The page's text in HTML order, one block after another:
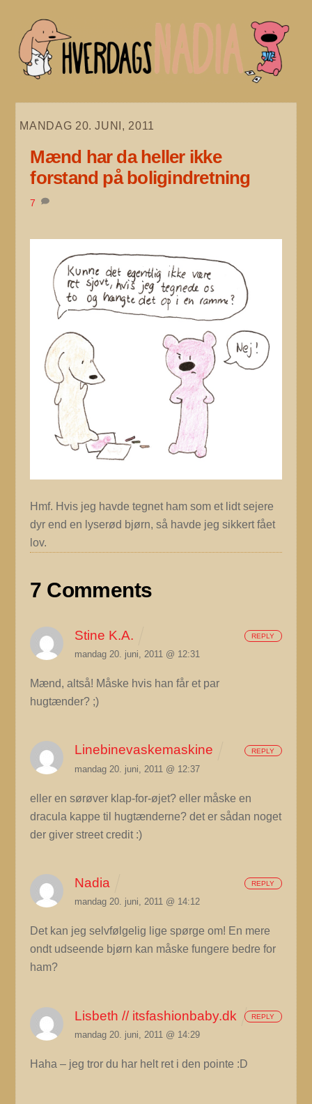
content
MANDAG 20. JUNI, 2011
Mænd har da heller ikke
forstand på boligindretning
7
Hmf. Hvis jeg havde tegnet ham som et lidt sejere
dyr end en lyserød bjørn, så havde jeg sikkert fået
lov.
7 Comments
Stine K.A.
mandag 20. juni, 2011 @ 12:31
Mænd, altså! Måske hvis han får et par
hugtænder? ;)
REPLY
Linebinevaskemaskine
mandag 20. juni, 2011 @ 12:37
eller en sørøver klap-for-øjet? eller måske en
dracula kappe til hugtænderne? det er sådan noget
der giver street credit :)
REPLY
Nadia
mandag 20. juni, 2011 @ 14:12
Det kan jeg selvfølgelig lige spørge om! En mere
ondt udseende bjørn kan måske fungere bedre for
ham?
REPLY
Lisbeth // itsfashionbaby.dk
mandag 20. juni, 2011 @ 14:29
Haha – jeg tror du har helt ret i den pointe :D
REPLY